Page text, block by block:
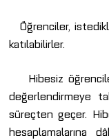
Öğrenciler,
katılabilirler.
Hibesiz
değerlendirmeye
süreçten geçer.
hesaplamalarına